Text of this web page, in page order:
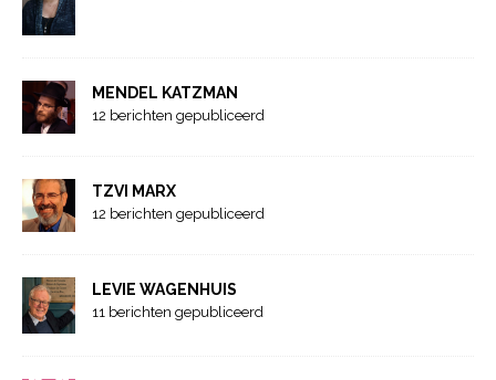
MENDEL KATZMAN
12 berichten gepubliceerd
TZVI MARX
12 berichten gepubliceerd
LEVIE WAGENHUIS
11 berichten gepubliceerd